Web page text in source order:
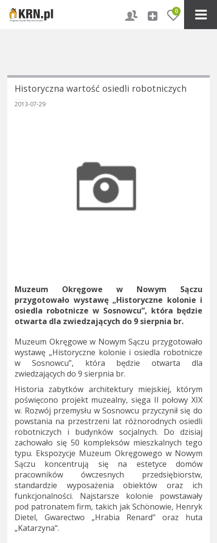
0
Historyczna wartość osiedli robotniczych
2013-07-29
Muzeum Okręgowe w Nowym Sączu
przygotowało wystawę „Historyczne kolonie i
osiedla robotnicze w Sosnowcu”, która będzie
otwarta dla zwiedzających do 9 sierpnia br.
Muzeum Okręgowe w Nowym Sączu przygotowało
wystawę „Historyczne kolonie i osiedla robotnicze
w Sosnowcu”, która będzie otwarta dla
zwiedzających do 9 sierpnia br.
Historia zabytków architektury miejskiej, którym
poświęcono projekt muzealny, sięga II połowy XIX
w. Rozwój przemysłu w Sosnowcu przyczynił się do
powstania na przestrzeni lat różnorodnych osiedli
robotniczych i budynków socjalnych. Do dzisiaj
zachowało się 50 kompleksów mieszkalnych tego
typu. Ekspozycje Muzeum Okręgowego w Nowym
Sączu koncentrują się na estetyce domów
pracowników ówczesnych przedsiębiorstw,
standardzie wyposażenia obiektów oraz ich
funkcjonalności. Najstarsze kolonie powstawały
pod patronatem firm, takich jak Schönowie, Henryk
Dietel, Gwarectwo „Hrabia Renard" oraz huta
„Katarzyna".